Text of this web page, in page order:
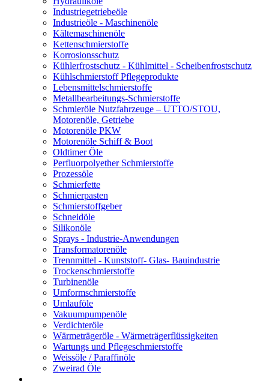
Industriegetriebeöle
Industrieöle - Maschinenöle
Kältemaschinenöle
Kettenschmierstoffe
Korrosionsschutz
Kühlerfrostschutz - Kühlmittel - Scheibenfrostschutz
Kühlschmierstoff Pflegeprodukte
Lebensmittelschmierstoffe
Metallbearbeitungs-Schmierstoffe
Schmieröle Nutzfahrzeuge – UTTO/STOU,
Motorenöle, Getriebe
Motorenöle PKW
Motorenöle Schiff & Boot
Oldtimer Öle
Perfluorpolyether Schmierstoffe
Prozessöle
Schmierfette
Schmierpasten
Schmierstoffgeber
Schneidöle
Silikonöle
Sprays - Industrie-Anwendungen
Transformatorenöle
Trennmittel - Kunststoff- Glas- Bauindustrie
Trockenschmierstoffe
Turbinenöle
Umformschmierstoffe
Umlauföle
Vakuumpumpenöle
Verdichteröle
Wärmeträgeröle - Wärmeträgerflüssigkeiten
Wartungs und Pflegeschmierstoffe
Weissöle / Paraffinöle
Zweirad Öle